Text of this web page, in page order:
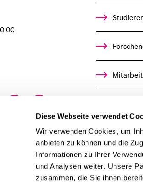
Diese Webseite verwendet
Wir verwenden Cookies, um
anbieten zu können und die
Informationen zu Ihrer
und Analysen weiter. Unsere
zusammen, die Sie ihnen
00
Förderer